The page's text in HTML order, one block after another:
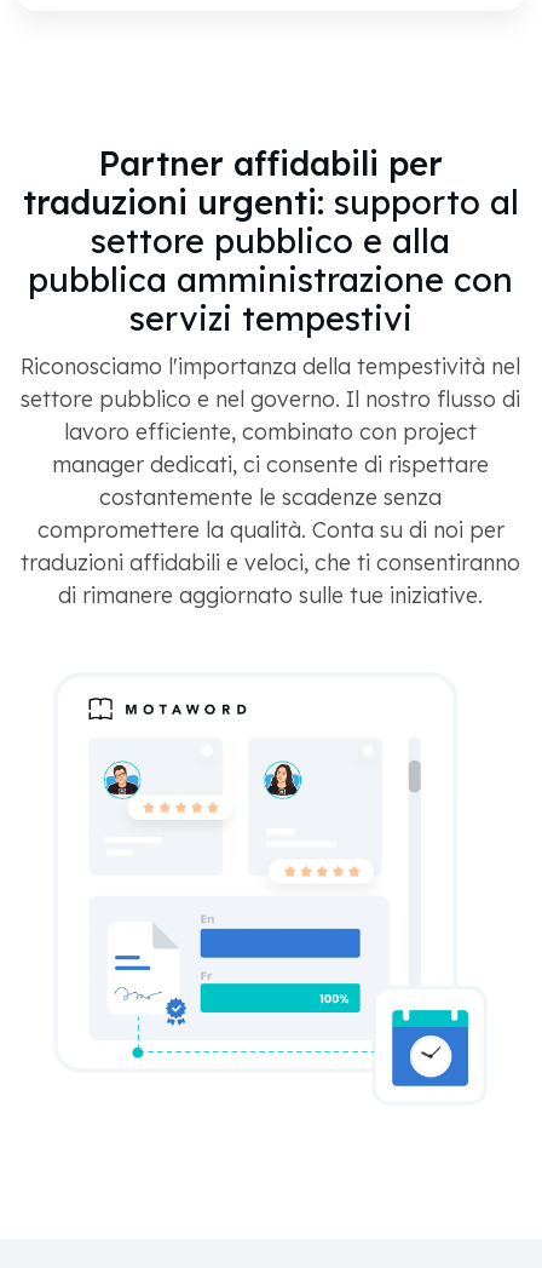
Partner affidabili per
traduzioni urgenti: supporto al
settore pubblico e alla
pubblica amministrazione con
servizi tempestivi
Riconosciamo l'importanza della tempestività nel
settore pubblico e nel governo. Il nostro flusso di
lavoro efficiente, combinato con project
manager dedicati, ci consente di rispettare
costantemente le scadenze senza
compromettere la qualità. Conta su di noi per
traduzioni affidabili e veloci, che ti consentiranno
di rimanere aggiornato sulle tue iniziative.